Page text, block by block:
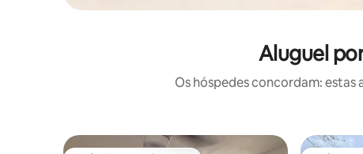
Aluguel
Os hóspedes concordam: